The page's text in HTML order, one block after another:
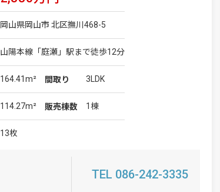
岡山県岡山市 北区撫川468-5
山陽本線「庭瀬」駅まで徒歩12分
164.41m² 間取り 3LDK
114.27m² 販売棟数 1棟
13枚
TEL 086-242-3335